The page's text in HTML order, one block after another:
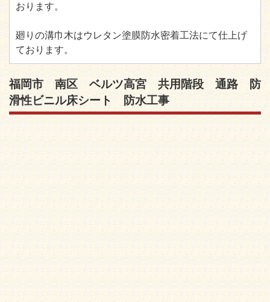
おります。
廻りの溝巾木はウレタン塗膜防水密着工法にて仕上げ
ております。
福岡市 南区 ベルツ高宮 共用階段 通路 防
滑性ビニル床シート 防水工事